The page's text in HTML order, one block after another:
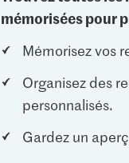
mémorisées pour
Mémorisez vos
Organisez des
personnalisés.
Gardez un